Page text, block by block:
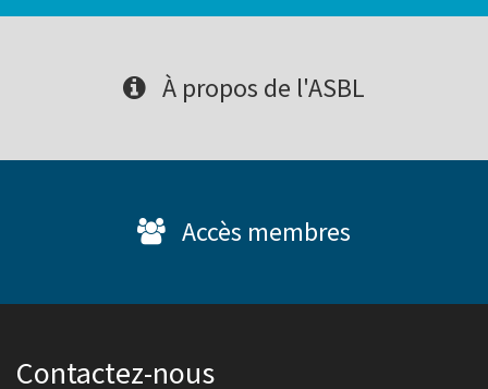
À propos de l'ASBL
Accès membres
Contactez-nous